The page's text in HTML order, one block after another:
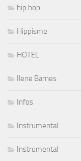
hip hop
Hippisme
HOTEL
Ilene Barnes
Infos
Instrumental
Instrumental